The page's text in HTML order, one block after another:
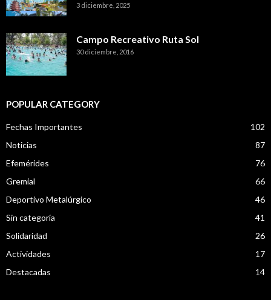
3 diciembre, 2025
Campo Recreativo Ruta Sol
30 diciembre, 2016
POPULAR CATEGORY
Fechas Importantes
102
Noticias
87
Efemérides
76
Gremial
66
Deportivo Metalúrgico
46
Sin categoría
41
Solidaridad
26
Actividades
17
Destacadas
14